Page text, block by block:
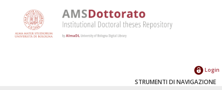
Login
STRUMENTI DI NAVIGAZIONE